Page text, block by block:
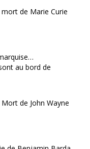
mort de Marie Curie
au bord de
de John Wayne